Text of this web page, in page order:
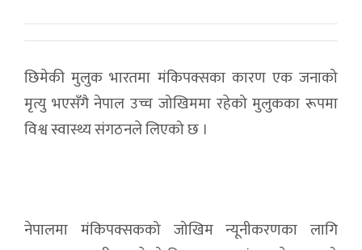
छिमेकी मुलुक भारतमा मंकिपक्सका कारण एक जनाको
मृत्यु भएसँगै नेपाल उच्च जोखिममा रहेको मुलुकका रूपमा
विश्व स्वास्थ्य संगठनले लिएको छ ।
नेपालमा मंकिपक्सकको जोखिम न्यूनीकरणका लागि